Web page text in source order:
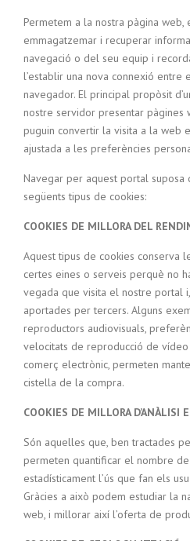
Permetem a la nostra pàgina web,
emmagatzemar i recuperar
navegació o del seu equip i
l’establir una nova connexió
navegador. El principal propòsit
nostre servidor presentar pàgines
puguin convertir la visita a la web
ajustada a les preferències
Navegar per aquest portal suposa
següents tipus de cookies:
COOKIES DE MILLORA DEL
Aquest tipus de cookies conserva
certes eines o serveis perquè no
vegada que visita el nostre portal
aportades per tercers. Alguns
reproductors audiovisuals,
velocitats de reproducció de
comerç electrònic, permeten
cistella de la compra.
COOKIES DE MILLORA D’ANÀLISI
Són aquelles que, ben tractades
permeten quantificar el nombre
estadísticament l’ús que fan els
Gràcies a això podem estudiar la
web, i millorar així l’oferta de